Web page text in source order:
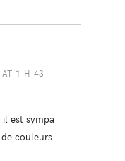
1 H 43
est sympa
couleurs